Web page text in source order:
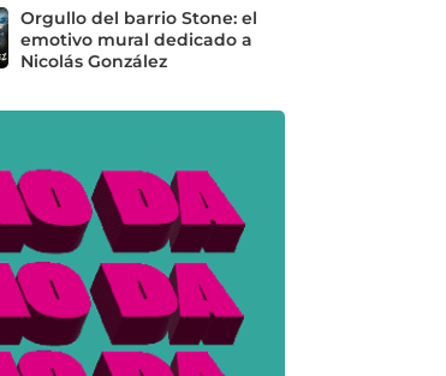
Orgullo del barrio Stone: el
emotivo mural dedicado a
Nicolás González